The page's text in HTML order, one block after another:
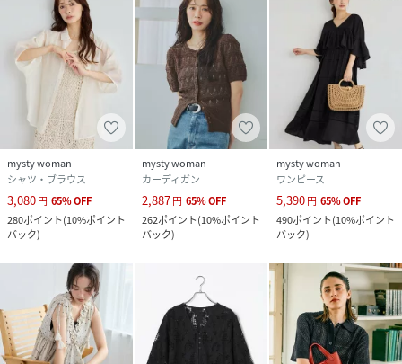
mysty woman
シャツ・ブラウス
3,080円 65%OFF
280ポイント(10%ポイント
バック)
mysty woman
カーディガン
2,887円 65%OFF
262ポイント(10%ポイント
バック)
mysty woman
ワンピース
5,390円 65%OFF
490ポイント(10%ポイント
バック)